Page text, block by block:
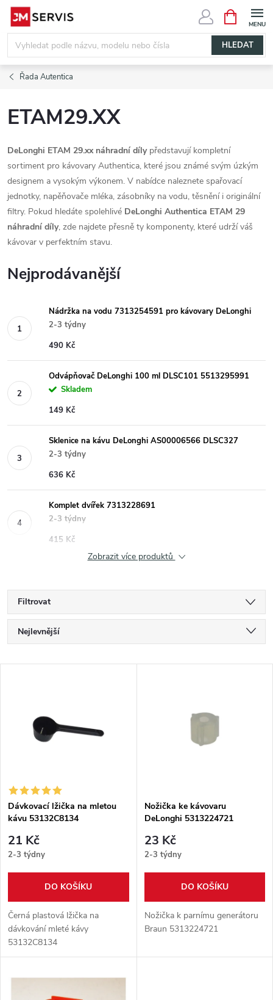
Přejít
obsah
HLEDAT
NÁKUPNÍ
KOŠÍK
Řada Autentica
ETAM29.XX
DeLonghi ETAM 29.xx náhradní dílypředstavují kompletní
sortiment pro kávovary Authentica, které jsou známé svým úzkým
designem a vysokým výkonem. V nabídce naleznete spařovací
jednotky, napěňovače mléka, zásobníky na vodu, těsnění i originální
filtry. Pokud hledáte spolehlivé DeLonghi Authentica ETAM 29
náhradní díly, zde najdete přesně ty komponenty, které udrží váš
kávovar v perfektním stavu.
Nejprodávanější
Nádržka na vodu 7313254591 pro kávovary DeLonghi
2-3 týdny
490 Kč
Odvápňovač DeLonghi 100 ml DLSC101 5513295991
Skladem
149 Kč
Sklenice na kávu DeLonghi AS00006566 DLSC327
2-3 týdny
636 Kč
Komplet dvířek 7313228691
2-3 týdny
415 Kč
Zobrazit více produktů
Filtrovat
Ř
a
í
p
r
o
d
u
k
Nejlevnější
s
p
r
d
u
k
Dávkovací lžička na mletou
kávu 53132C8134
21 Kč
2-3 týdny
DO KOŠÍKU
Černá plastová lžička na
dávkování mleté kávy
53132C8134
Nožička ke kávovaru
DeLonghi 5313224721
23 Kč
2-3 týdny
DO KOŠÍKU
Nožička k parnímu generátoru
Braun 5313224721